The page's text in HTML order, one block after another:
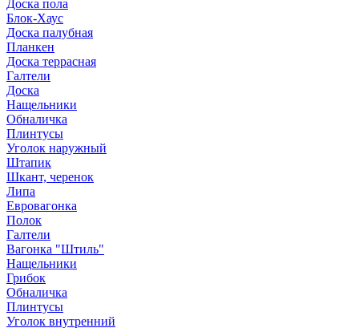
Доска пола
Блок-Хаус
Доска палубная
Планкен
Доска террасная
Галтели
Доска
Нащельники
Обналичка
Плинтусы
Уголок наружный
Штапик
Шкант, черенок
Липа
Евровагонка
Полок
Галтели
Вагонка "Штиль"
Нащельники
Грибок
Обналичка
Плинтусы
Уголок внутренний